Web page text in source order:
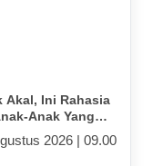
Akal, Ini Rahasia
Anak Yang
2026 | 09.00